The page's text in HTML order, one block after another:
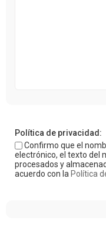
Política de privacidad:
Confirmo que el
electrónico, el texto del
procesados y
acuerdo con la Política